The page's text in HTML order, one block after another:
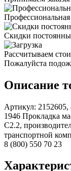
Скидки
Рассчитываем
Пожалуйста
Описание
Артикул: 2152605,
1946 Прокладка
С2.2,
транспортной
8 (800) 550 70 23